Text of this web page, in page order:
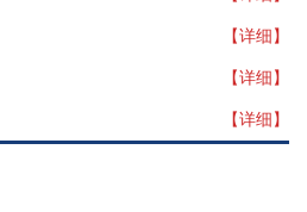
【详细】
【详细】
【详细】